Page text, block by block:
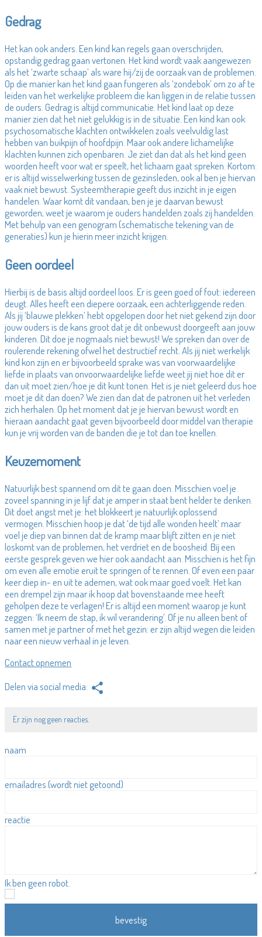
Gedrag
Het kan ook anders. Een kind kan regels gaan overschrijden,
opstandig gedrag gaan vertonen. Het kind wordt vaak aangewezen
als het ‘zwarte schaap’ als ware hij/zij de oorzaak van de problemen.
Op die manier kan het kind gaan fungeren als ‘zondebok’ om zo af te
leiden van het werkelijke probleem die kan liggen in de relatie tussen
de ouders. Gedrag is altijd communicatie. Het kind laat op deze
manier zien dat het niet gelukkig is in de situatie. Een kind kan ook
psychosomatische klachten ontwikkelen zoals veelvuldig last
hebben van buikpijn of hoofdpijn. Maar ook andere lichamelijke
klachten kunnen zich openbaren. Je ziet dan dat als het kind geen
woorden heeft voor wat er speelt, het lichaam gaat spreken. Kortom:
er is altijd wisselwerking tussen de gezinsleden, ook al ben je hiervan
vaak niet bewust. Systeemtherapie geeft dus inzicht in je eigen
handelen. Waar komt dit vandaan, ben je je daarvan bewust
geworden, weet je waarom je ouders handelden zoals zij handelden.
Met behulp van een genogram (schematische tekening van de
generaties) kun je hierin meer inzicht krijgen.
Geen oordeel
Hierbij is de basis altijd oordeel loos. Er is geen goed of fout: iedereen
deugt. Alles heeft een diepere oorzaak, een achterliggende reden.
Als jij ‘blauwe plekken’ hebt opgelopen door het niet gekend zijn door
jouw ouders is de kans groot dat je dit onbewust doorgeeft aan jouw
kinderen. Dit doe je nogmaals niet bewust! We spreken dan over de
roulerende rekening ofwel het destructief recht. Als jij niet werkelijk
kind kon zijn en er bijvoorbeeld sprake was van voorwaardelijke
liefde in plaats van onvoorwaardelijke liefde weet jij niet hoe dit er
dan uit moet zien/hoe je dit kunt tonen. Het is je niet geleerd dus hoe
moet je dit dan doen? We zien dan dat de patronen uit het verleden
zich herhalen. Op het moment dat je je hiervan bewust wordt en
hieraan aandacht gaat geven bijvoorbeeld door middel van therapie
kun je vrij worden van de banden die je tot dan toe knellen.
Keuzemoment
Natuurlijk best spannend om dit te gaan doen. Misschien voel je
zoveel spanning in je lijf dat je amper in staat bent helder te denken.
Dit doet angst met je: het blokkeert je natuurlijk oplossend
vermogen. Misschien hoop je dat ‘de tijd alle wonden heelt’ maar
voel je diep van binnen dat de kramp maar blijft zitten en je niet
loskomt van de problemen, het verdriet en de boosheid. Bij een
eerste gesprek geven we hier ook aandacht aan. Misschien is het fijn
om even alle emotie eruit te springen of te rennen. Of even een paar
keer diep in- en uit te ademen, wat ook maar goed voelt. Het kan
een drempel zijn maar ik hoop dat bovenstaande mee heeft
geholpen deze te verlagen! Er is altijd een moment waarop je kunt
zeggen: ‘Ik neem de stap, ik wil verandering’. Of je nu alleen bent of
samen met je partner of met het gezin: er zijn altijd wegen die leiden
naar een nieuw verhaal in je leven.
Contact opnemen
Er zijn nog geen reacties.
naam
emailadres (wordt niet getoond)
reactie
Ik ben geen robot.